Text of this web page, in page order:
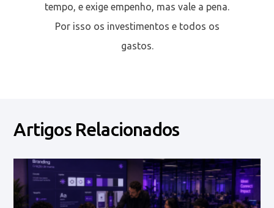
tempo, e exige empenho, mas vale a pena.
Por isso os investimentos e todos os
gastos.
Artigos Relacionados